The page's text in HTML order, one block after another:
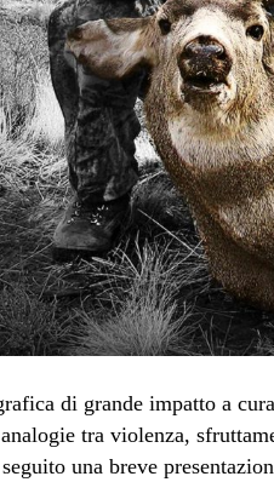
di grande impatto a
tra violenza,
una breve